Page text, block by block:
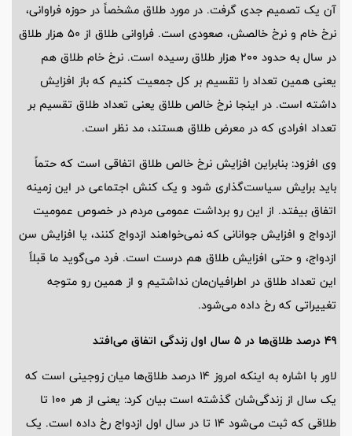
آن یک تصمیم جدی گرفت. در مورد طلاق مشخصاً در حوزه فراوانی،
نرخ خام و نرخ خالصش، صعودی است. فراوانی طلاق از 50 هزار طلاق
در سال به حدود 200 هزار طلاق رسیده است. نرخ خام طلاق هم
یعنی همین تعداد را تقسیم بر کل جمعیت کنیم که باز افزایش
داشته است. در اینجا نرخ خالص طلاق یعنی تعداد طلاق تقسیم بر
تعداد افرادی که در معرض طلاق هستند، مد نظر است.
وی افزود: بنابراین افزایش نرخ خالص طلاق اتفاقی است که حتماً
باید برایش سیاست‌گذاری شود و یک کنش اجتماعی در این زمینه
اتفاق بیفتد. از این رو برداشت عمومی مردم در خصوص عمومیت
ازدواج و افزایش جوانانی که نمی‌خواهند ازدواج کنند، یا افزایش سن
ازدواج، و حتی افزایش طلاق هم درست است. فرد می‌گوید ما قبلاً
این تعداد طلاق در اطرافیان‌مان نداشتیم و از همین رو متوجه
تغییراتی که رخ داده می‌شود.
49 درصد طلاق‌ها در 5 سال اول زندگی اتفاق می‌افتد
لاور با اشاره به اینکه امروز 14 درصد طلاق‌ها میان زوجینی است که
یک سال از زندگی‌شان گذشته است بیان کرد: یعنی از هر 100 تا
طلاقی که ثبت می‌شود 14 تا در سال اول ازدواج رخ داده است. یک